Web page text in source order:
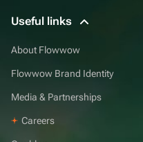
Useful links
About Flowwow
Flowwow Brand Identity
Media & Partnerships
Careers